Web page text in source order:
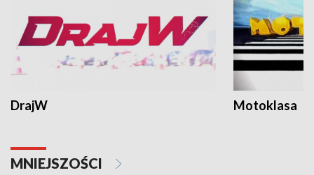
DrajW Motoklasa
MNIEJSZOŚCI